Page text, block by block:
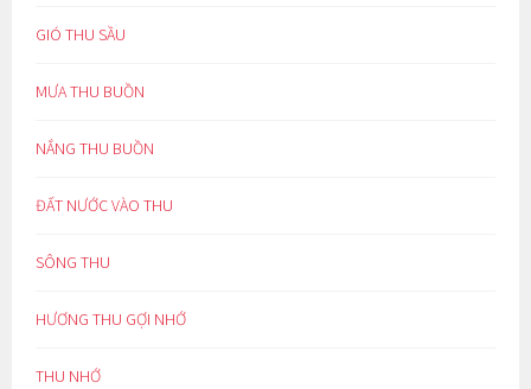
GIÓ THU SẦU
MƯA THU BUỒN
NẮNG THU BUỒN
ĐẤT NƯỚC VÀO THU
SÔNG THU
HƯƠNG THU GỢI NHỚ
THU NHỚ